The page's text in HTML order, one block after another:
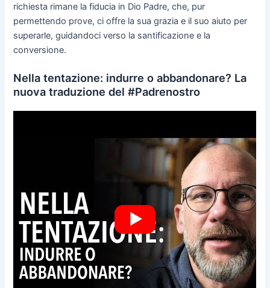
richiesta rimane la fiducia in Dio Padre, che, pur
permettendo prove, ci offre la sua grazia e il suo aiuto per
superarle, guidandoci verso la santificazione e la
conversione.
Nella tentazione: indurre o abbandonare? La
nuova traduzione del #Padrenostro